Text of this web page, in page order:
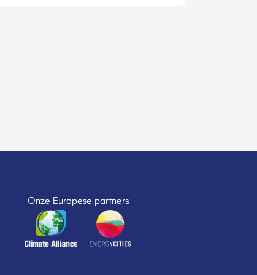
Onze Europese partners